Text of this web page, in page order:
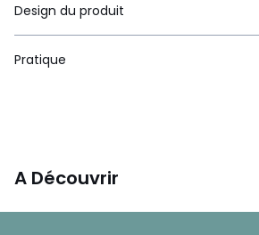
Design du produit
Pratique
A Découvrir